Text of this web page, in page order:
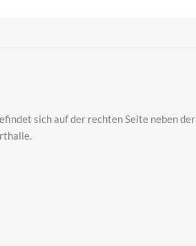
sich auf der rechten Seite neben der